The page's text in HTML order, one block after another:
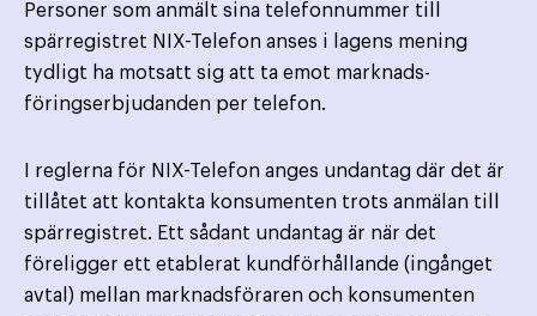
Personer som anmält sina telefonnummer till
spärregistret NIX-Telefon anses i lagens mening
tydligt ha motsatt sig att ta emot marknads­
föringserbjudanden per telefon.
I reglerna för NIX-Telefon anges undantag där det är
tillåtet att kontakta konsumenten trots anmälan till
spärregistret. Ett sådant undantag är när det
föreligger ett etablerat kundförhållande (ingånget
avtal) mellan marknads­föraren och konsumenten